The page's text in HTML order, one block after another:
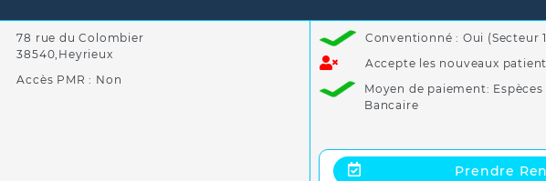
78 rue du Colombier
38540,Heyrieux
Accès PMR : Non
Conventionné : Oui (Secteur
Accepte les nouveaux
Moyen de paiement:
Bancaire
Prendre